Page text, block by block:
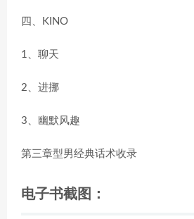
四、KINO
1、聊天
2、进挪
3、幽默风趣
第三章型男经典话术收录
电子书截图：